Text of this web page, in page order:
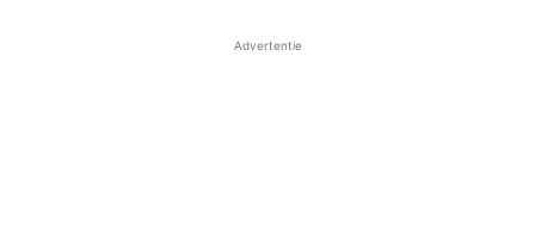
Advertentie